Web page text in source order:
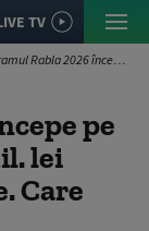
TV
pe 20 iulie. Buget de 300 mil. lei pentru persoanele fizice. Care sunt condițiile
pe
lei
Care